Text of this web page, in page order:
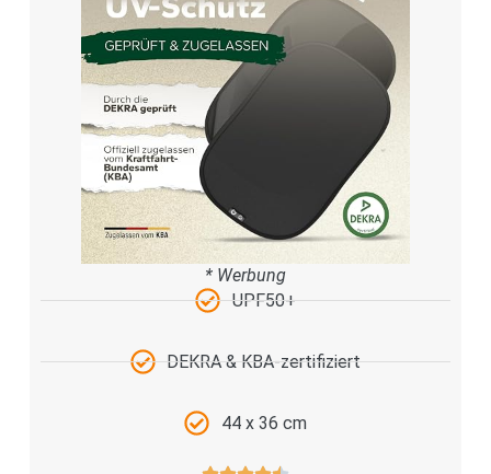
* Werbung
UPF50+
DEKRA & KBA-zertifiziert
44 x 36 cm